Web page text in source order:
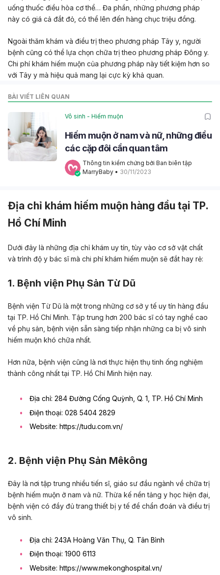
uống thuốc điều hòa cơ thể… Đa phần, những phương pháp
này có giá cả đắt đỏ, có thể lên đến hàng chục triệu đồng.
Ngoài thăm khám và điều trị theo phương pháp Tây y, người
bệnh cũng có thể lựa chọn chữa trị theo phương pháp Đông y.
Chi phí khám hiếm muộn của phương pháp này tiết kiệm hơn so
với Tây y mà hiệu quả mang lại cực kỳ khả quan.
BÀI VIẾT LIÊN QUAN
Vô sinh - Hiếm muộn
Hiếm muộn ở nam và nữ, những điều
các cặp đôi cần quan tâm
Thông tin kiểm chứng bởi Ban biên tập
MarryBaby • 30/11/2023
Địa chỉ khám hiếm muộn hàng đầu tại TP.
Hồ Chí Minh
Dưới đây là những địa chỉ khám uy tín, tùy vào cơ sở vật chất
và trình độ y bác sĩ mà chi phí khám hiếm muộn sẽ đắt hay rẻ:
1. Bệnh viện Phụ Sản Từ Dũ
Bệnh viện Từ Dũ là một trong những cơ sở y tế uy tín hàng đầu
tại TP. Hồ Chí Minh. Tập trung hơn 200 bác sĩ có tay nghề cao
về phụ sản, bệnh viện sẵn sàng tiếp nhận những ca bị vô sinh
hiếm muộn khó chữa nhất.
Hơn nữa, bệnh viện cũng là nơi thực hiện thụ tinh ống nghiệm
thành công nhất tại TP. Hồ Chí Minh hiện nay.
Địa chỉ: 284 Đường Cống Quỳnh, Q. 1, TP. Hồ Chí Minh
Điện thoại: 028 5404 2829
Website: https://tudu.com.vn/
2. Bệnh viện Phụ Sản Mêkông
Đây là nơi tập trung nhiều tiến sĩ, giáo sư đầu ngành về chữa trị
bệnh hiếm muộn ở nam và nữ. Thừa kế nền tảng y học hiện đại,
bệnh viện có đầy đủ trang thiết bị y tế để chẩn đoán và điều trị
vô sinh.
Địa chỉ: 243A Hoàng Văn Thụ, Q. Tân Bình
Điện thoại: 1900 6113
Website: https://www.mekonghospital.vn/